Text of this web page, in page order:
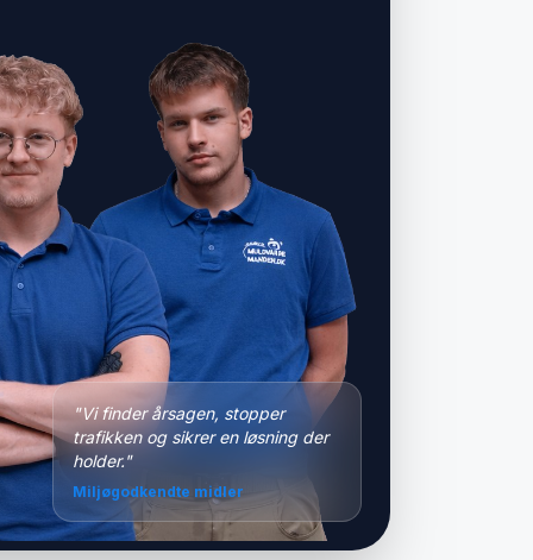
"Vi finder årsagen, stopper
trafikken og sikrer en løsning der
holder."
Miljøgodkendte midler